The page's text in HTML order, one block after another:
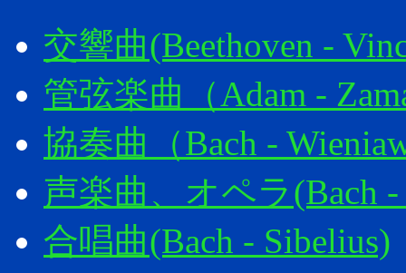
交響曲(Beethoven -
管弦楽曲（Adam -
協奏曲（Bach -
声楽曲、オペラ(Bach -
合唱曲(Bach - Sibelius)